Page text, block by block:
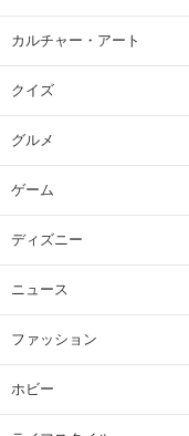
カルチャー・アート
クイズ
グルメ
ゲーム
ディズニー
ニュース
ファッション
ホビー